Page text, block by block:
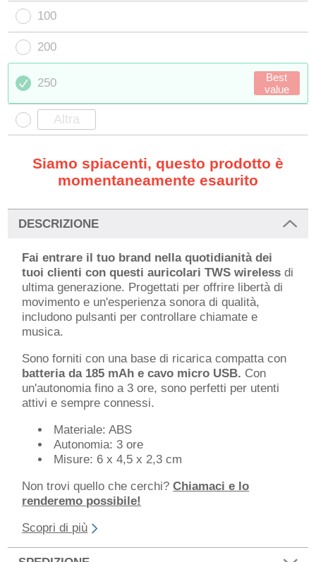
100
200
250
Best
value
Siamo spiacenti, questo prodotto è
momentaneamente esaurito
DESCRIZIONE
Fai entrare il tuo brand nella quotidianità dei
tuoi clienti con questi auricolari TWS wireless di
ultima generazione. Progettati per offrire libertà di
movimento e un'esperienza sonora di qualità,
includono pulsanti per controllare chiamate e
musica.
Sono forniti con una base di ricarica compatta con
batteria da 185 mAh e cavo micro USB. Con
un'autonomia fino a 3 ore, sono perfetti per utenti
attivi e sempre connessi.
Materiale: ABS
Autonomia: 3 ore
Misure: 6 x 4,5 x 2,3 cm
Non trovi quello che cerchi?Chiamaci e lo
renderemo possibile!
Scopri di più